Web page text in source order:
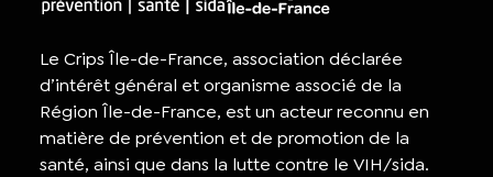
Le Crips Île-de-France, association déclarée
d’intérêt général et organisme associé de la
Région Île-de-France, est un acteur reconnu en
matière de prévention et de promotion de la
santé, ainsi que dans la lutte contre le VIH/sida.